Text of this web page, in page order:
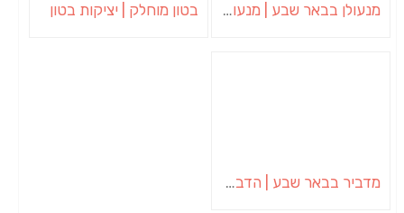
מנעולן בבאר שבע | מנעולן באופקים | ויטלי המנעולן בטון מוחלק | יציקות בטון
מדביר בבאר שבע | הדברה בבאר שבע | יוגב הדברות